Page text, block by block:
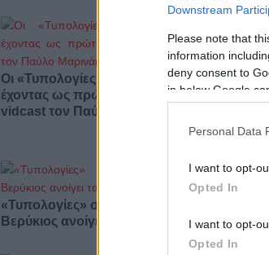
Downstream
Please note that
information
deny consent to
in below Google
Personal Data
I want to opt-
Opted In
I want to opt-
Opted In
Οι «Τυπολογίες» περνούν στην εικόνα,
έχοντας ως πρώτο καλεσμένο στο νέο
vidcast τον Παύλο Μαρινάκη
«Τυπολογίες» στο YouTube: Ο Δήμος
Βερύκιος ανοίγει τα χαρτιά του – Vidcast